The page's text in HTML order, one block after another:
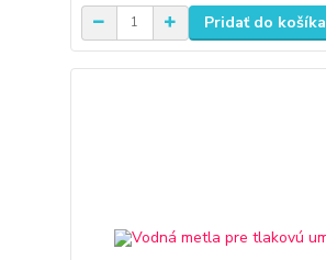
Pridať do košíka